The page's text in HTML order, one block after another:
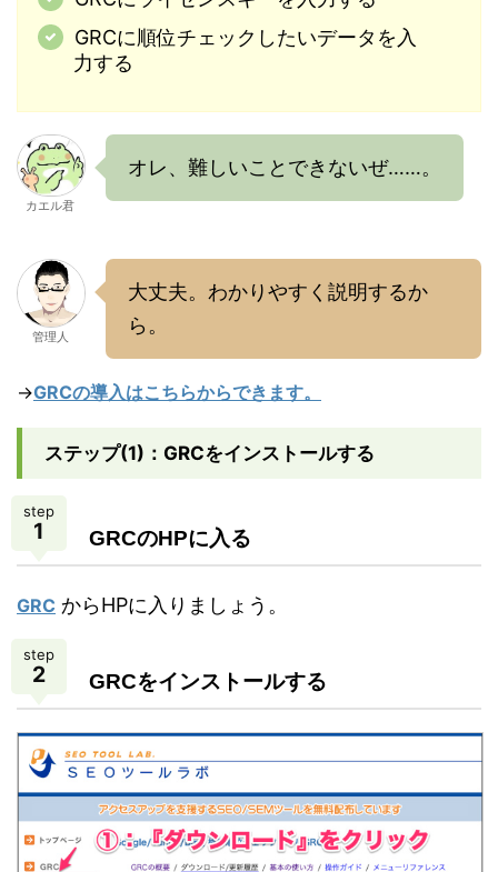
GRCに順位チェックしたいデータを入
力する
カエル君
オレ、難しいことできないぜ……。
管理人
大丈夫。わかりやすく説明するか
ら。
→GRCの導入はこちらからできます。
ステップ(1)：GRCをインストールする
step
1 GRCのHPに入る
GRC からHPに入りましょう。
step
2 GRCをインストールする